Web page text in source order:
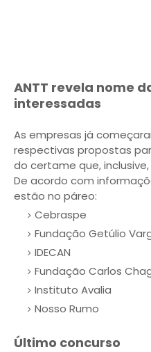
ANTT revela nome
interessadas
As empresas já
respectivas propostas
do certame que,
De acordo com
estão no páreo:
Cebraspe
Fundação Getúlio
IDECAN
Fundação Carlos
Instituto Avalia
Nosso Rumo
Último concurso